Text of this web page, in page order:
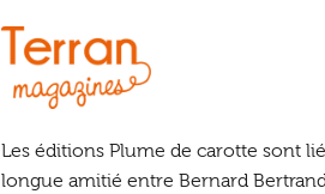
Les éditions Plume de carotte sont
longue amitié entre Bernard